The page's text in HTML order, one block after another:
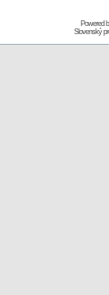
Powered
Slovenský